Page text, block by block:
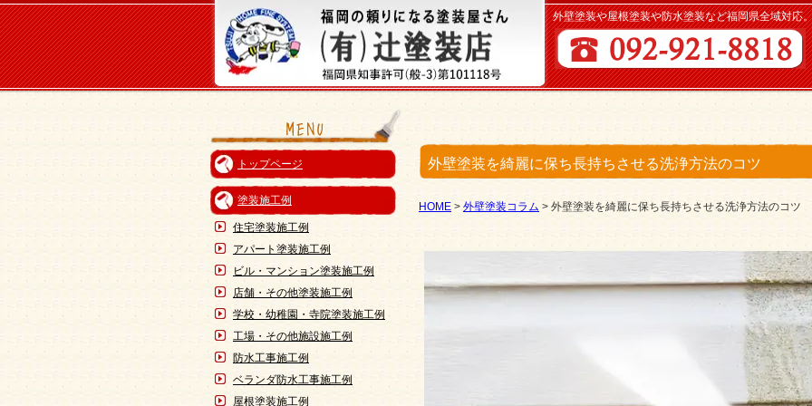
外壁塗装や屋根塗装や防水塗装など福岡県全域対応
トップページ
塗装施工例
住宅塗装施工例
アパート塗装施工例
ビル・マンション塗装施工例
店舗・その他塗装施工例
学校・幼稚園・寺院塗装施工例
工場・その他施設施工例
防水工事施工例
ベランダ防水工事施工例
屋根塗装施工例
外壁塗装を綺麗に保ち長持ちさせる洗浄方法のコツ
HOME > 外壁塗装コラム > 外壁塗装を綺麗に保ち長持ちさせる洗浄方法のコツ